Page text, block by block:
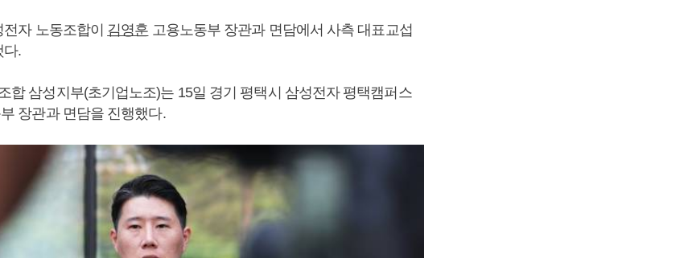
자 노동조합이 김영훈 고용노동부 장관과 면담에서 사측 대표교섭
다.
합 삼성지부(초기업노조)는 15일 경기 평택시 삼성전자 평택캠퍼스
장관과 면담을 진행했다.